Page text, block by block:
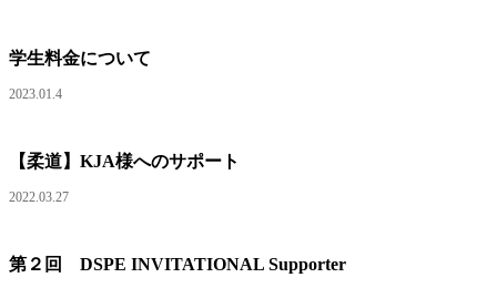
学生料金について
2023.01.4
【柔道】KJA様へのサポート
2022.03.27
第２回 DSPE INVITATIONAL Supporter